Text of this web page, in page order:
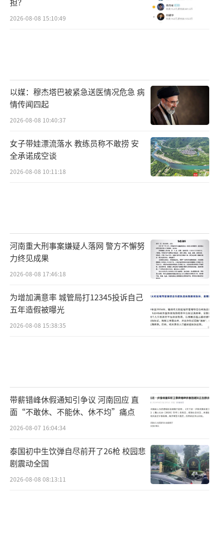
2026-08-08 15:10:49
以媒：穆杰塔巴被紧急送医情况危急 病
情传闻四起
2026-08-08 10:40:37
女子带娃漂流落水 教练员称不敢捞 安
全承诺成空谈
2026-08-08 10:11:18
河南重大刑事案嫌疑人落网 警方不懈努
力终见成果
2026-08-08 17:46:18
为增加满意率 城管局打12345投诉自己
五年造假被曝光
2026-08-08 15:38:35
带薪错峰休假通知引争议 河南回应 直
面“不敢休、不能休、休不均”痛点
2026-08-07 16:04:34
泰国初中生饮弹自尽前开了26枪 校园悲
剧震动全国
2026-08-08 08:13:11